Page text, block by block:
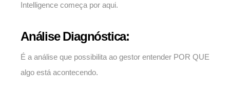
Intelligence começa por aqui.
Análise Diagnóstica:
É a análise que possibilita ao gestor entender POR QUE
algo está acontecendo.